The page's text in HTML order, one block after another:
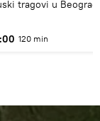
tragovi u
120 min